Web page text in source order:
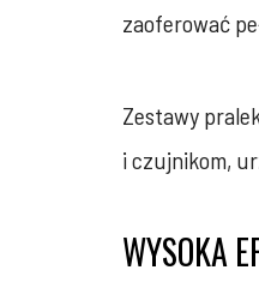
zaoferować
Zestawy
i czujnikom,
WYSOKA